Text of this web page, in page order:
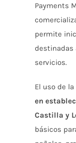
Payments
permite
destinadas
servicios.
El uso de
en
Castilla y
básicos